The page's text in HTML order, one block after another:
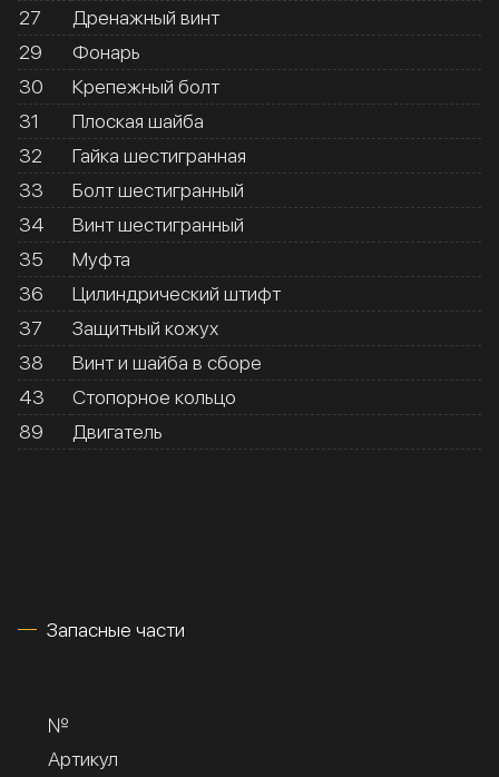
27
Дренажный винт
29
Фонарь
30
Крепежный болт
31
Плоская шайба
32
Гайка шестигранная
33
Болт шестигранный
34
Винт шестигранный
35
Муфта
36
Цилиндрический штифт
37
Защитный кожух
38
Винт и шайба в сборе
43
Стопорное кольцо
89
Двигатель
Запасные части
№
Артикул